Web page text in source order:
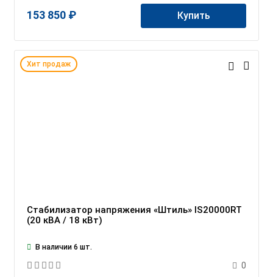
153 850 ₽ Купить
Хит продаж
Стабилизатор напряжения «Штиль» IS20000RT
(20 кВА / 18 кВт)
В наличии 6 шт.
0